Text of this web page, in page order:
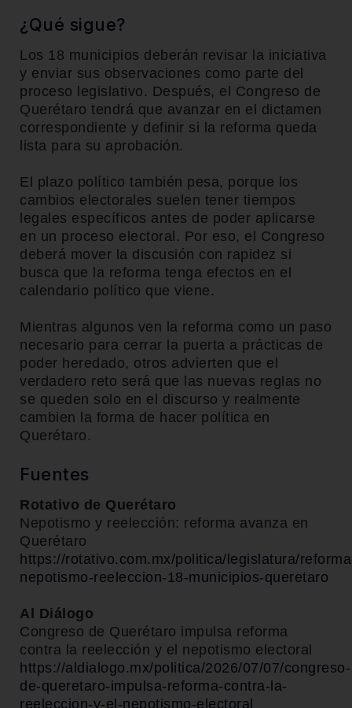
¿Qué sigue?
Los 18 municipios deberán revisar la iniciativa
y enviar sus observaciones como parte del
proceso legislativo. Después, el Congreso de
Querétaro tendrá que avanzar en el dictamen
correspondiente y definir si la reforma queda
lista para su aprobación.
El plazo político también pesa, porque los
cambios electorales suelen tener tiempos
legales específicos antes de poder aplicarse
en un proceso electoral. Por eso, el Congreso
deberá mover la discusión con rapidez si
busca que la reforma tenga efectos en el
calendario político que viene.
Mientras algunos ven la reforma como un paso
necesario para cerrar la puerta a prácticas de
poder heredado, otros advierten que el
verdadero reto será que las nuevas reglas no
se queden solo en el discurso y realmente
cambien la forma de hacer política en
Querétaro.
Fuentes
Rotativo de Querétaro
Nepotismo y reelección: reforma avanza en
Querétaro
https://rotativo.com.mx/politica/legislatura/
nepotismo-reeleccion-18-municipios-queretaro
Al Diálogo
Congreso de Querétaro impulsa reforma
contra la reelección y el nepotismo electoral
https://aldialogo.mx/politica/2026/07/07/congreso-
de-queretaro-impulsa-reforma-contra-la-
reeleccion-y-el-nepotismo-electoral